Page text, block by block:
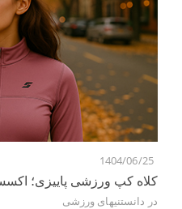
1404/06/25
کلاه کپ ورزشی پاییزی؛
در دانستنیهای ورزشی